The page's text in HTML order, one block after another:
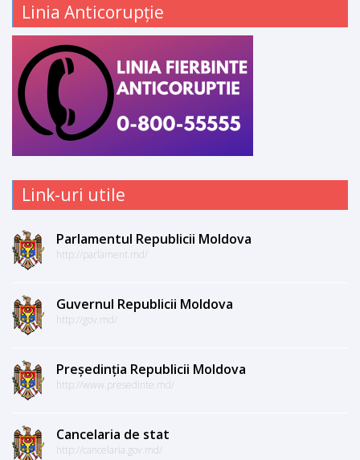
Linia Anticorupție
Link-uri utile
Parlamentul Republicii Moldova
http://parlament.md/
Guvernul Republicii Moldova
http://gov.md/
Președinția Republicii Moldova
http://www.presedinte.md/
Cancelaria de stat
http://cancelaria.gov.md/